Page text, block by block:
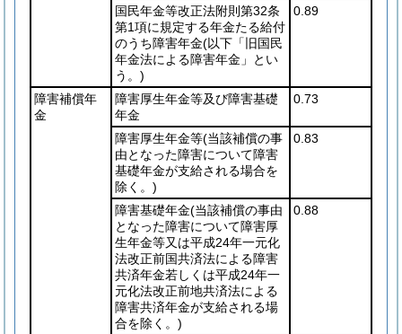
国民年金等改正法附則第32条
第1項に規定する年金たる給付
のうち障害年金(以下「旧国民
年金法による障害年金」とい
う。)
0.89
障害補償年
金
障害厚生年金等及び障害基礎
年金
0.73
障害厚生年金等(当該補償の事
由となった障害について障害
基礎年金が支給される場合を
除く。)
0.83
障害基礎年金(当該補償の事由
となった障害について障害厚
生年金等又は平成24年一元化
法改正前国共済法による障害
共済年金若しくは平成24年一
元化法改正前地共済法による
障害共済年金が支給される場
合を除く。)
0.88